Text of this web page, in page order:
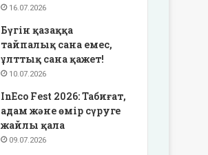
16.07.2026
Бүгін қазаққа
тайпалық сана емес,
ұлттық сана қажет!
10.07.2026
InEco Fest 2026: Табиғат,
адам және өмір сүруге
жайлы қала
09.07.2026